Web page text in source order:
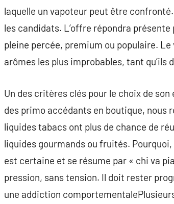
laquelle un vapoteur peut être
les candidats. L’offre répondra
pleine percée, premium ou populaire.
arômes les plus improbables, tant
Un des critères clés pour le choix de son
des primo accédants en boutique, nous
liquides tabacs ont plus de chance de
liquides gourmands ou fruités.
est certaine et se résume par « chi va
pression, sans tension. Il doit rester
une addiction